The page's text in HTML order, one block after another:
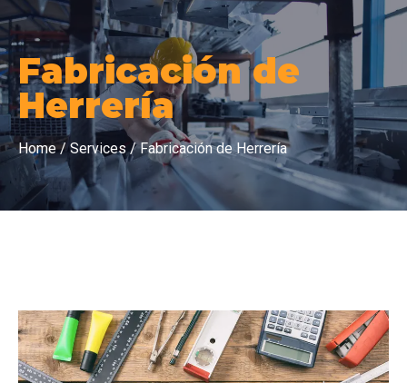
Fabricación de
Herrería
Home / Services / Fabricación de Herrería